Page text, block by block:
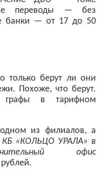
переводы — без
банки — от 17 до 50
только берут ли они
Похоже, что берут.
графы в тарифном
из филиалов, а
КБ «КОЛЬЦО УРАЛА» в
офис